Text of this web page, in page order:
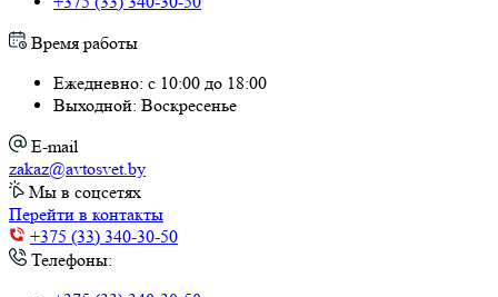
Время работы
Ежедневно: с 10:00 до 18:00
Выходной: Воскресенье
E-mail
zakaz@avtosvet.by
Мы в соцсетях
Перейти в контакты
+375 (33) 340-30-50
Телефоны:
+375 (33) 340-30-50